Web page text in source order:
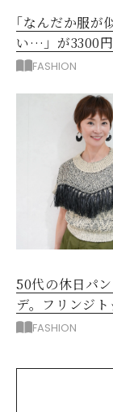
｢なんだか服が
い…」が3300
阪神梅田のサー
FASHION
50代の休日パ
デ。フリンジ
主役に洗練アー
FASHION